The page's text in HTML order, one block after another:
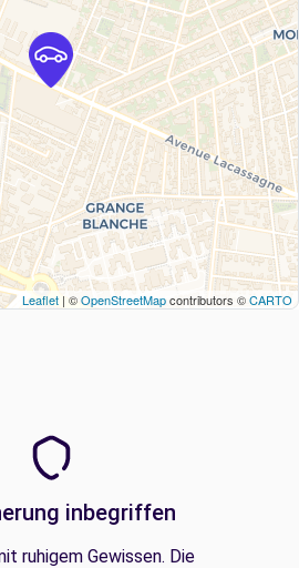
Leaflet | ©OpenStreetMapcontributors ©CARTO
inbegriffen
ruhigem Gewissen. Die